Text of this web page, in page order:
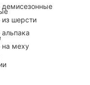
демисезонные
из шерсти
альпака
на меху